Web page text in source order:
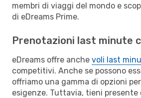
membri di viaggi del mondo e
di eDreams Prime.
Prenotazioni last minute
eDreams offre anche voli last
competitivi. Anche se possono
offriamo una gamma di opzioni
esigenze. Tuttavia, tieni presente